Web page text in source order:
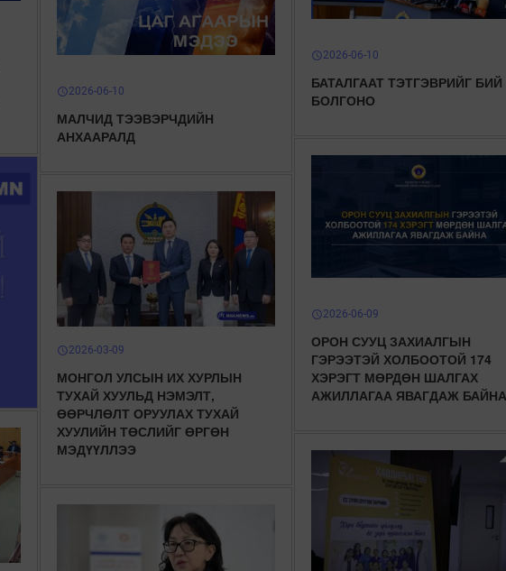
schedule2026-06-10
БАТАЛГААТ ТЭТГЭВРИЙГ БИЙ
БОЛГОНО
schedule2026-06-10
МАЛЧИД ТЭЭВЭРЧДИЙН
АНХААРАЛД
schedule2026-06-09
ОРОН СУУЦ ЗАХИАЛГЫН
ГЭРЭЭТЭЙ ХОЛБООТОЙ 174
ХЭРЭГТ МӨРДӨН ШАЛГАХ
АЖИЛЛАГАА ЯВАГДАЖ БАЙНА
schedule2026-03-09
МОНГОЛ УЛСЫН ИХ ХУРЛЫН
ТУХАЙ ХУУЛЬД НЭМЭЛТ,
ӨӨРЧЛӨЛТ ОРУУЛАХ ТУХАЙ
ХУУЛИЙН ТӨСЛИЙГ ӨРГӨН
МЭДҮҮЛЛЭЭ